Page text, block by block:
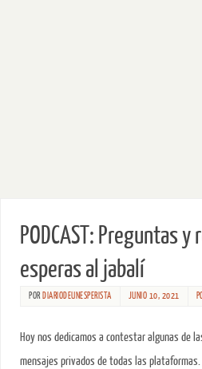
PODCAST: Preguntas
esperas al jabalí
POR DIARIODEUNESPERISTA JUNIO 10, 2021
Hoy nos dedicamos a contestar algunas de
mensajes privados de todas las plataformas.